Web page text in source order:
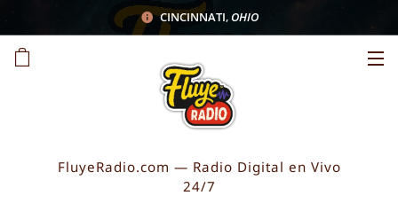
CINCINNATI,OHIO
FluyeRadio.com — Radio Digital en Vivo
24/7